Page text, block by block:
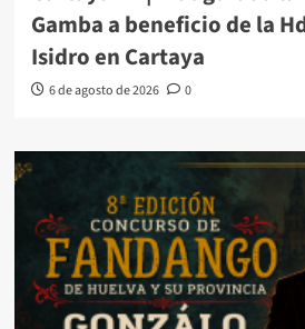
Gamba a beneficio de la
Isidro en Cartaya
6 de agosto de 2026 0